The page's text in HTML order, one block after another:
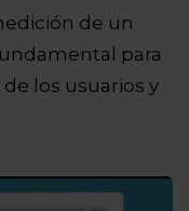
de un
para
los usuarios y